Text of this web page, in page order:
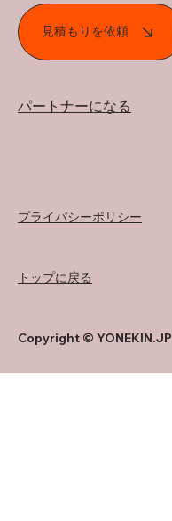
パートナーになる
見積もりを依頼
トップに戻る
Copyright © YONEKIN.JP
プライバシーポリシー